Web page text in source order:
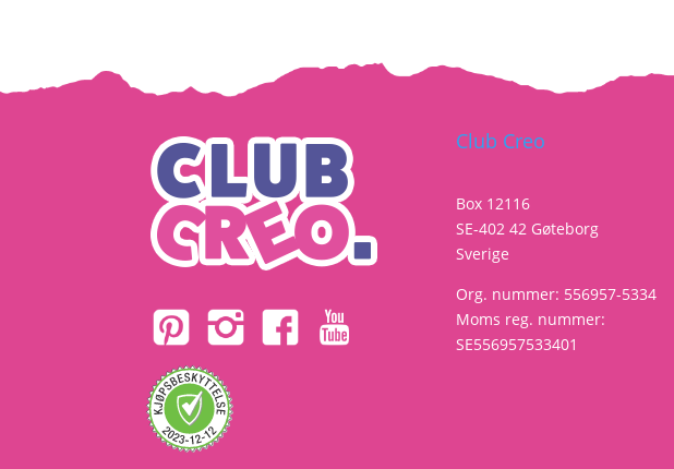
Club Creo
Box 12116
SE-402 42 Gøteborg
Sverige
Org. nummer: 556957-5334
Moms reg. nummer:
SE556957533401